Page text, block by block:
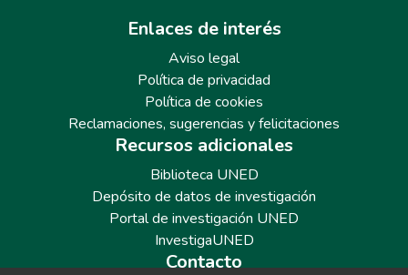
Enlaces de interés
Aviso legal
Política de privacidad
Política de cookies
Reclamaciones, sugerencias y felicitaciones
Recursos adicionales
Biblioteca UNED
Depósito de datos de investigación
Portal de investigación UNED
InvestigaUNED
Contacto